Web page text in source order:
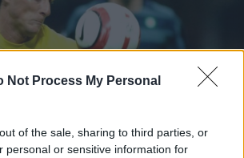
Not Process My Personal
of the sale, sharing to third parties, or
personal or sensitive information for